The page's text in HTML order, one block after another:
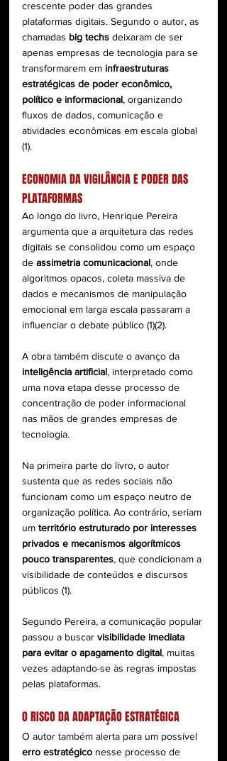
crescente poder das grandes
plataformas digitais. Segundo o autor, as
chamadas big techs deixaram de ser
apenas empresas de tecnologia para se
transformarem em infraestruturas
estratégicas de poder econômico,
político e informacional, organizando
fluxos de dados, comunicação e
atividades econômicas em escala global
(1).
ECONOMIA DA VIGILÂNCIA E PODER DAS
PLATAFORMAS
Ao longo do livro, Henrique Pereira
argumenta que a arquitetura das redes
digitais se consolidou como um espaço
de assimetria comunicacional, onde
algoritmos opacos, coleta massiva de
dados e mecanismos de manipulação
emocional em larga escala passaram a
influenciar o debate público (1)(2).
A obra também discute o avanço da
inteligência artificial, interpretado como
uma nova etapa desse processo de
concentração de poder informacional
nas mãos de grandes empresas de
tecnologia.
Na primeira parte do livro, o autor
sustenta que as redes sociais não
funcionam como um espaço neutro de
organização política. Ao contrário, seriam
um território estruturado por interesses
privados e mecanismos algorítmicos
pouco transparentes, que condicionam a
visibilidade de conteúdos e discursos
públicos (1).
Segundo Pereira, a comunicação popular
passou a buscar visibilidade imediata
para evitar o apagamento digital, muitas
vezes adaptando-se às regras impostas
pelas plataformas.
O RISCO DA ADAPTAÇÃO ESTRATÉGICA
O autor também alerta para um possível
erro estratégico nesse processo de